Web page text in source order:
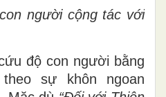
người cộng tác với
độ con người bằng
sự khôn ngoan